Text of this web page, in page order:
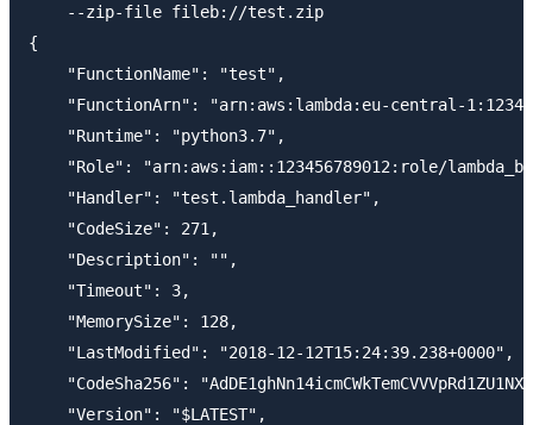
    --zip-file fileb://test.zip
{
    "FunctionName": "test",
"FunctionArn": "arn:aws:lambda:eu-central-
    "Runtime": "python3.7",
"Role": "arn:aws:iam::123456789012:role/
    "Handler": "test.lambda_handler",
    "CodeSize": 271,
    "Description": "",
    "Timeout": 3,
    "MemorySize": 128,
    "LastModified": "2018-12-12T15:24:39.238+0000",
"CodeSha256":
    "Version": "$LATEST",